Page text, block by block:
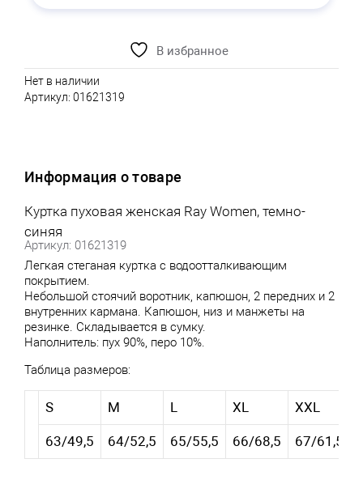
В избранное
Нет в наличии
Артикул: 01621319
Информация о товаре
Куртка пуховая женская Ray Women, темно-
синяя
Артикул: 01621319
Легкая стеганая куртка с водоотталкивающим
покрытием.
Небольшой стоячий воротник, капюшон, 2 передних и 2
внутренних кармана. Капюшон, низ и манжеты на
резинке. Складывается в сумку.
Наполнитель: пух 90%, перо 10%.
Таблица размеров:
S M L XL XXL
63/49,5 64/52,5 65/55,5 66/68,5 67/61,5